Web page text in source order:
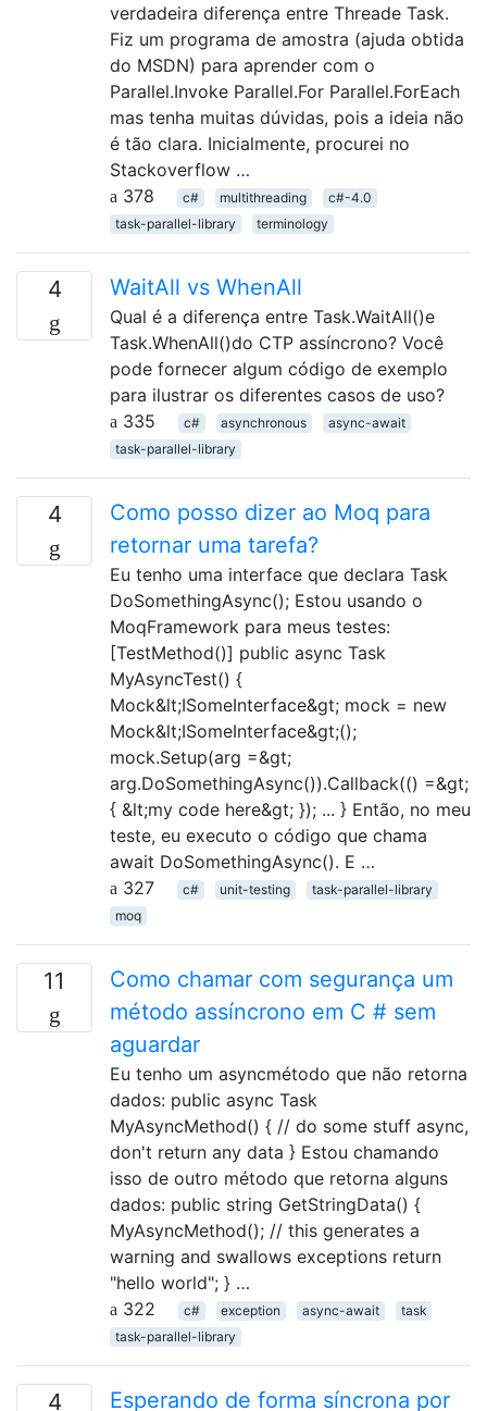
verdadeira diferença entre Threade Task.
Fiz um programa de amostra (ajuda obtida
do MSDN) para aprender com o
Parallel.Invoke Parallel.For Parallel.ForEach
mas tenha muitas dúvidas, pois a ideia não
é tão clara. Inicialmente, procurei no
Stackoverflow …
378
c# multithreading
c#-4.0
task-parallel-library
terminology
4 WaitAll vs WhenAll
Qual é a diferença entre Task.WaitAll()e
Task.WhenAll()do CTP assíncrono? Você
pode fornecer algum código de exemplo
para ilustrar os diferentes casos de uso?
335
c# asynchronous
async-await
task-parallel-library
4
Como posso dizer ao Moq para
retornar uma tarefa?
Eu tenho uma interface que declara Task
DoSomethingAsync(); Estou usando o
MoqFramework para meus testes:
[TestMethod()] public async Task
MyAsyncTest() {
Mock&lt;ISomeInterface&gt; mock = new
Mock&lt;ISomeInterface&gt;();
mock.Setup(arg =&gt;
arg.DoSomethingAsync()).Callback(() =&gt;
{ &lt;my code here&gt; }); ... } Então, no meu
teste, eu executo o código que chama
await DoSomethingAsync(). E …
327
c# unit-testing
task-parallel-library
moq
11
Como chamar com segurança um
método assíncrono em C # sem
aguardar
Eu tenho um asyncmétodo que não retorna
dados: public async Task
MyAsyncMethod() { // do some stuff async,
don't return any data } Estou chamando
isso de outro método que retorna alguns
dados: public string GetStringData() {
MyAsyncMethod(); // this generates a
warning and swallows exceptions return
"hello world"; } …
322
c# exception async-await
task
task-parallel-library
4 Esperando de forma síncrona por